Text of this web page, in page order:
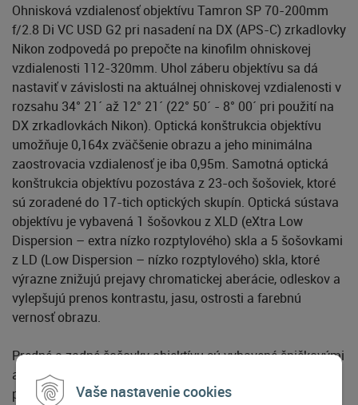
Vaše nastavenie cookies
Ohnisková vzdialenosť objektívu Tamron SP 70-200mm
f/2.8 Di VC USD G2 pri nasadení na DX (APS-C) zrkadlovky
Nikon zodpovedá po prepočte na kinofilm ohniskovej
vzdialenosti 112-320mm. Uhol záberu objektívu sa dá
nastaviť v závislosti na aktuálnej ohniskovej vzdialenosti v
rozsahu 34° 21´ až 12° 21´ (22° 50´ - 8° 00´ pri použití na
DX zrkadlovkách Nikon). Optická konštrukcia objektívu
umožňuje 0,164x zväčšenie obrazu a jeho minimálna
zaostrovacia vzdialenosť je iba 0,95m. Samotná optická
konštrukcia objektívu pozostáva z 23-och šošoviek, ktoré
sú zoradené do 17-tich optických skupín. Optická sústava
objektívu je vybavená 1 šošovkou z XLD (eXtra Low
Dispersion – extra nízko rozptylového) skla a 5 šošovkami
z LD (Low Dispersion – nízko rozptylového) skla, ktoré
výrazne znižujú prejavy chromatickej aberácie, odleskov a
vylepšujú prenos kontrastu, jasu, ostrosti a farebnú
vernosť obrazu.
Predné a zadné šošovky objektívu sú vybavené špičkovými
antireflexnými vrstvami eBAND a BBAR, ktoré účinne
potláčajú vznik reflexov, farebných závojov a zlepšujú